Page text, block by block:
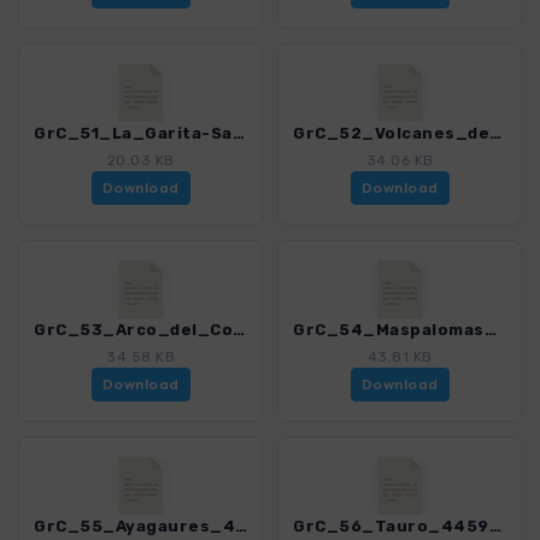
GrC_51_La_Garita-Salinetas_4459_12.gpx
20.03 KB
Download
GrC_52_Volcanes_de_Rosiana_4459_12.gpx
34.06 KB
Download
GrC_53_Arco_del_Coronadero_4459_12.gpx
34.58 KB
Download
GrC_54_Maspalomas_4459_12.gpx
43.81 KB
Download
GrC_55_Ayagaures_4459_12.gpx GrC_56_Tauro_4459_12.gpx